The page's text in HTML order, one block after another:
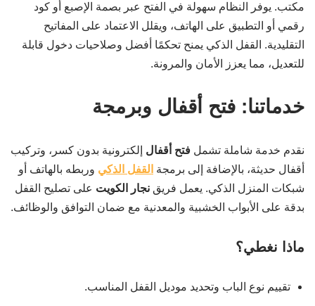
مكتب. يوفر النظام سهولة في الفتح عبر بصمة الإصبع أو كود
رقمي أو التطبيق على الهاتف، ويقلل الاعتماد على المفاتيح
التقليدية. القفل الذكي يمنح تحكمًا أفضل وصلاحيات دخول قابلة
للتعديل، مما يعزز الأمان والمرونة.
خدماتنا: فتح أقفال وبرمجة
نقدم خدمة شاملة تشمل فتح أقفال إلكترونية بدون كسر، وتركيب
أقفال حديثة، بالإضافة إلى برمجة القفل الذكي وربطه بالهاتف أو
شبكات المنزل الذكي. يعمل فريق نجار الكويت على تصليح القفل
بدقة على الأبواب الخشبية والمعدنية مع ضمان التوافق والوظائف.
ماذا نغطي؟
تقييم نوع الباب وتحديد موديل القفل المناسب.